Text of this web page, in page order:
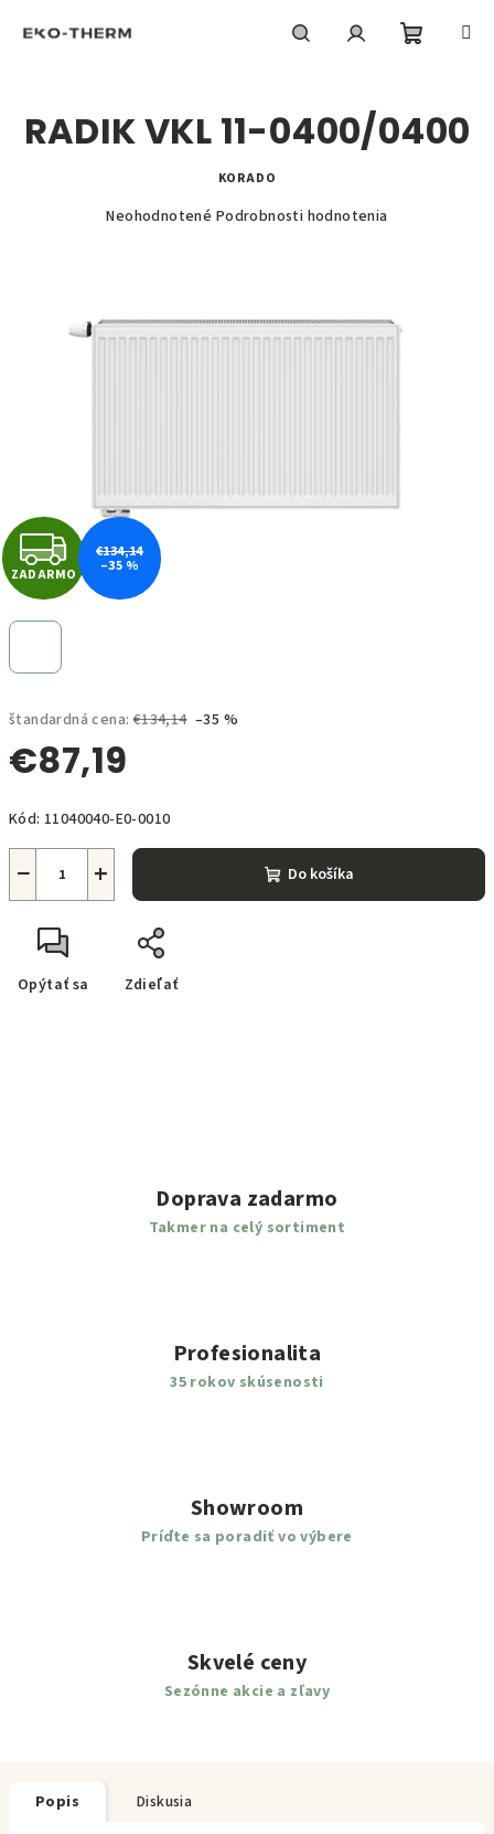
košík
štandardná cena: €134,14 –35 %
€87,19
cena:
Kód: 11040040-E0-0010
+
− Do košíka
Opýtať sa Zdieľať
RADIK VKL 11-0400/0400
KORADO
Priemerné
z
Neohodnotené Podrobnosti hodnotenia
Z
A
R
M
O
ZADARMO
€134,14
–35 %
Doprava zadarmo
Takmer na celý sortiment
Profesionalita
35 rokov skúsenosti
Showroom
Príďte sa poradiť vo výbere
Skvelé ceny
Sezónne akcie a zľavy
Popis Diskusia